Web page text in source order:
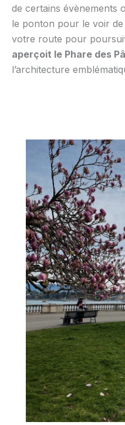
de certains évènements
le ponton pour le voir
votre route pour
aperçoit le Phare des
l’architecture